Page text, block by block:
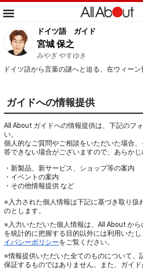
ドイツ語 ガイド
宮城 保之
みやぎ やすゆき
ドイツ語から言葉の謎へと迫る、在ウィーン
ガイドへの情報提供
All About ガイドへの情報提供は、下記のフ
い。
個人的なご質問やご相談をいただいた場合
答できない場合がございますので、あらかじ
・新製品、新サービス、ショップ等の案内
・イベントの案内
・その他情報提供 など
※入力された個人情報は下記に基づき取り扱
のとします。
※入力いただいた個人情報は、All About か
を統計的に把握する目的以外には利用いた
イバシーポリシーをご覧ください。
※情報提供いただいた全てのものについて、
保証するものではありません。また、ガイ